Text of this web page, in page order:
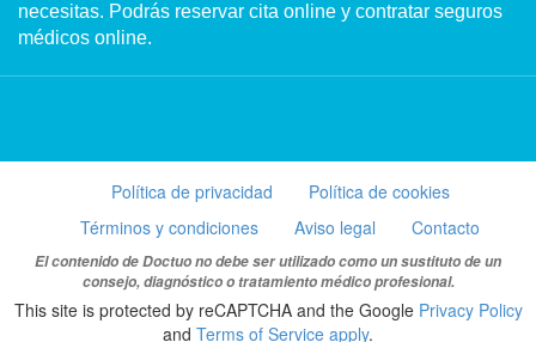
necesitas. Podrás reservar cita online y contratar seguros
médicos online.
Política de privacidad
Política de cookies
Términos y condiciones
Aviso legal Contacto
El contenido de Doctuo no debe ser utilizado como un sustituto de un
consejo, diagnóstico o tratamiento médico profesional.
This site is protected by reCAPTCHA and the Google Privacy Policy
and Terms of Service apply.